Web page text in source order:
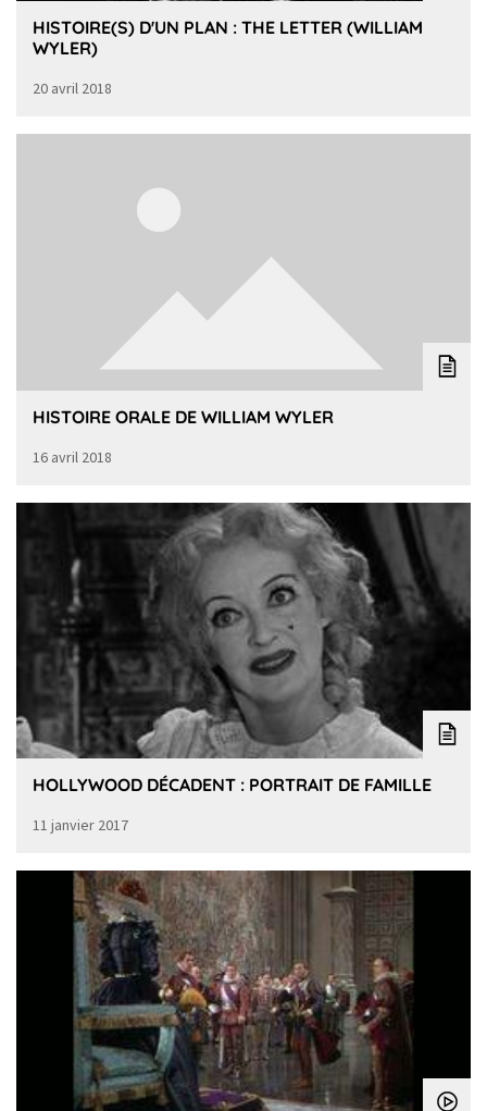
HISTOIRE(S) D'UN PLAN : THE LETTER (WILLIAM
WYLER)
20 avril 2018
HISTOIRE ORALE DE WILLIAM WYLER
16 avril 2018
HOLLYWOOD DÉCADENT : PORTRAIT DE FAMILLE
11 janvier 2017